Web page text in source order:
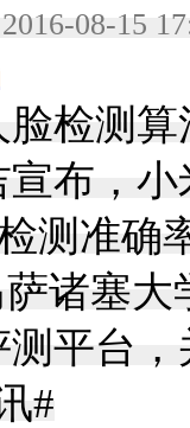
2016-08-15
脸检测
布，
测准确
诸塞
平台
#